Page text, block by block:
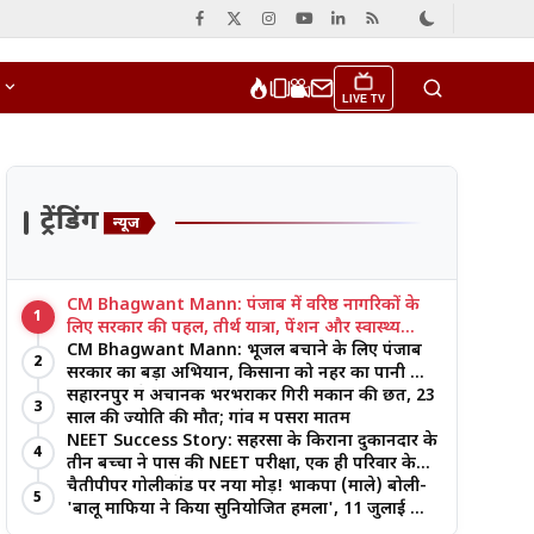
LIVE TV
ट्रेंडिंग न्यूज
1
CM Bhagwant Mann: पंजाब में वरिष्ठ नागरिकों के
लिए सरकार की पहल, तीर्थ यात्रा, पेंशन और स्वास्थ्य
सुविधाओं पर जोर
2
CM Bhagwant Mann: भूजल बचाने के लिए पंजाब
सरकार का बड़ा अभियान, किसानों को नहर का पानी और
आधुनिक खेती का मिल रहा लाभ
3
सहारनपुर में अचानक भरभराकर गिरी मकान की छत, 23
साल की ज्योति की मौत; गांव में पसरा मातम
4
NEET Success Story: सहरसा के किराना दुकानदार के
तीन बच्चों ने पास की NEET परीक्षा, एक ही परिवार के
तीन भाई-बहनों ने रचा इतिहास
5
चैतीपीपर गोलीकांड पर नया मोड़! भाकपा (माले) बोली-
'बालू माफिया ने किया सुनियोजित हमला', 11 जुलाई को